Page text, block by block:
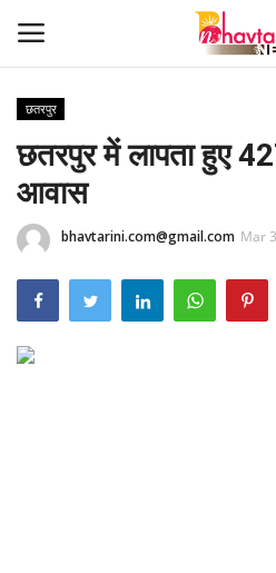
Home
संपर्क करें
हमारे बारे मेंं
छतरपुर
छतरपुर में लापता हुए
आवास
bhavtarini.com@gmail.com Mar